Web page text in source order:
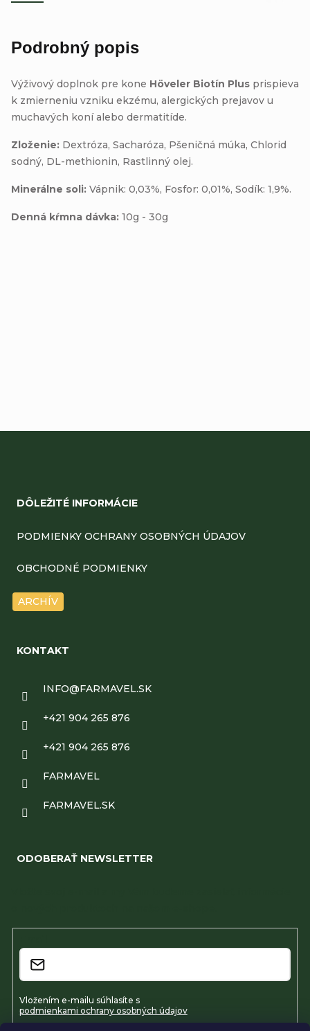
Podrobný popis
Výživový doplnok pre kone Höveler Biotín Plus prispieva
k zmierneniu vzniku ekzému, alergických prejavov u
muchavých koní alebo dermatitíde.
Zloženie: Dextróza, Sacharóza, Pšeničná múka, Chlorid
sodný, DL-methionin, Rastlinný olej.
Minerálne soli: Vápnik: 0,03%, Fosfor: 0,01%, Sodík: 1,9%.
Denná kŕmna dávka: 10g - 30g
DÔLEŽITÉ INFORMÁCIE
PODMIENKY OCHRANY OSOBNÝCH ÚDAJOV
OBCHODNÉ PODMIENKY
ARCHÍV
KONTAKT
INFO@FARMAVEL.SK
+421 904 265 876
+421 904 265 876
FARMAVEL
FARMAVEL.SK
ODOBERAŤ NEWSLETTER
Vložením e-mailu súhlasíte s
podmienkami ochrany osobných údajov